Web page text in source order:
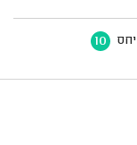
יחס 10